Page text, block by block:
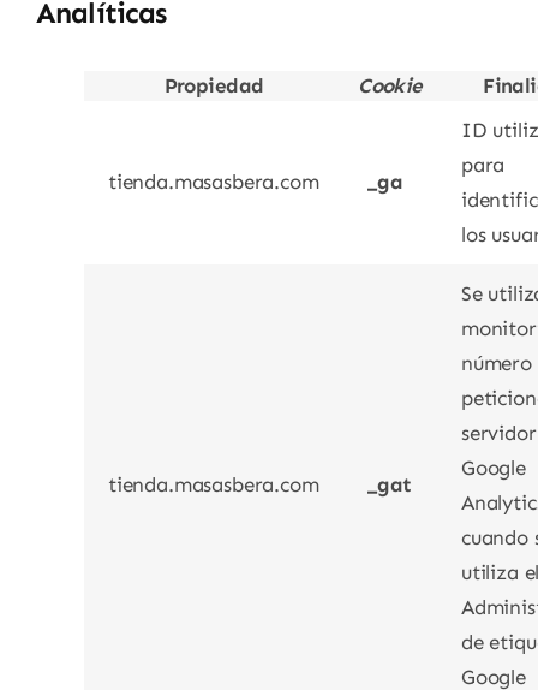
Analíticas
Propiedad Cookie
tienda.masasbera.com _ga
ID
para
los
tienda.masasbera.com _gat
Se
número
Google
cuando
utiliza
de
Google